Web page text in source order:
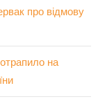
про відмову
на